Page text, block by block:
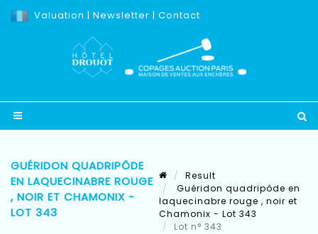
Valuation | Newsletter | Contact
GUÉRIDON QUADRIPÔDE
EN LAQUECINABRE ROUGE
, NOIR ET CHAMONIX -
LOT 343
Result
Guéridon quadripôde en
laquecinabre rouge , noir et
Chamonix - Lot 343
Lot n° 343